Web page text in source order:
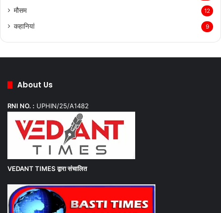
मौसम 12
कहानियां 9
About Us
RNI NO. : UPHIN/25/A1482
VEDANT TIMES द्वारा संचालित